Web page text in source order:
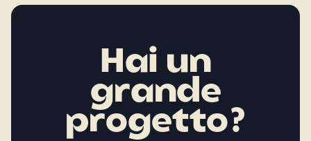
Hai un
grande
progetto?